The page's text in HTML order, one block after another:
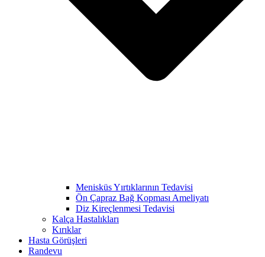
Menisküs Yırtıklarının Tedavisi
Ön Çapraz Bağ Kopması Ameliyatı
Diz Kireçlenmesi Tedavisi
Kalça Hastalıkları
Kırıklar
Hasta Görüşleri
Randevu